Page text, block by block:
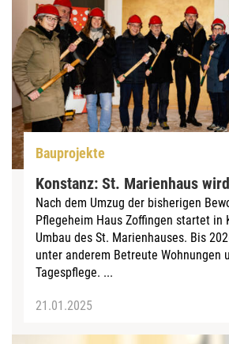
Bauprojekte
Konstanz: St. Marienhaus
Nach dem Umzug der bisherigen
Pflegeheim Haus Zoffingen startet in
Umbau des St. Marienhauses. Bis
unter anderem Betreute Wohnungen
Tagespflege. ...
21.01.2025